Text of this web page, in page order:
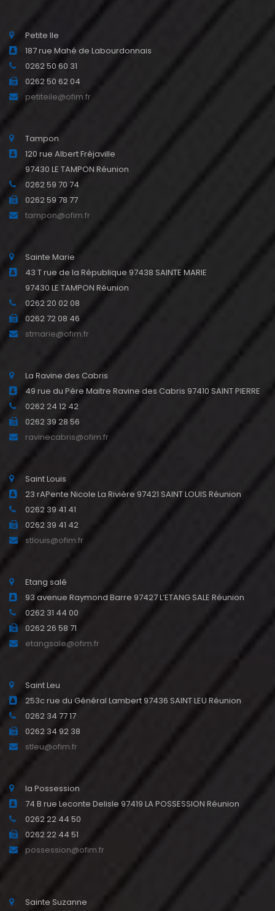
Petite Ile
187 rue Mahé de Labourdonnais
0262 50 60 31
0262 50 62 04
petiteile@ofim.fr
Tampon
120 rue Albert Fréjaville
97430 LE TAMPON Réunion
0262 59 70 74
0262 59 78 77
tampon@ofim.fr
Sainte Marie
43 T rue de la République 97438 SAINTE MARIE
97430 LE TAMPON Réunion
0262 20 02 08
0262 72 08 46
stmarie@ofim.fr
La Ravine des Cabris
49 rue du Père Maitre Ravine des Cabris 97410 SAINT PIERRE
0262 24 12 42
0262 39 28 56
ravinecabris@ofim.fr
Saint Louis
23 rAPente Nicole La Rivière 97421 SAINT LOUIS Réunion
0262 39 41 41
0262 39 41 42
stlouis@ofim.fr
Etang salé
93 avenue Raymond Barre 97427 L’ETANG SALE Réunion
0262 31 44 00
0262 26 58 71
etangsale@ofim.fr
Saint Leu
253c rue du Général Lambert 97436 SAINT LEU Réunion
0262 34 77 17
0262 34 92 38
stleu@ofim.fr
la Possession
74 B rue Leconte Delisle 97419 LA POSSESSION Réunion
0262 22 44 50
0262 22 44 51
possession@ofim.fr
Sainte Suzanne